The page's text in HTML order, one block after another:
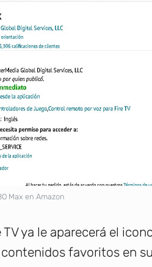
Max en Amazon
ya le aparecerá el
favoritos en